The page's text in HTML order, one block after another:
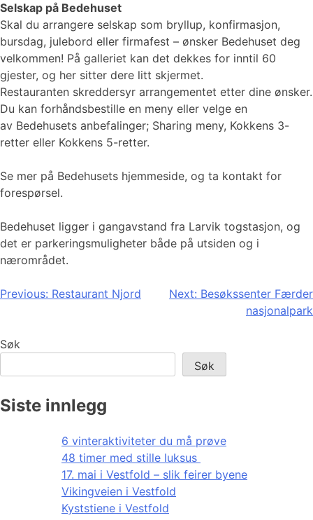
Selskap på Bedehuset
Skal du arrangere selskap som bryllup, konfirmasjon,
bursdag, julebord eller firmafest – ønsker Bedehuset deg
velkommen! På galleriet kan det dekkes for inntil 60
gjester, og her sitter dere litt skjermet.
Restauranten skreddersyr arrangementet etter dine ønsker.
Du kan forhåndsbestille en meny eller velge en
av Bedehusets anbefalinger; Sharing meny, Kokkens 3-
retter eller Kokkens 5-retter.
Se mer på Bedehusets hjemmeside, og ta kontakt for
forespørsel.
Bedehuset ligger i gangavstand fra Larvik togstasjon, og
det er parkeringsmuligheter både på utsiden og i
nærområdet.
Innleggsnavigasjon
Previous: Restaurant Njord Next: Besøkssenter Færder
nasjonalpark
Søk
Søk
Siste innlegg
6 vinteraktiviteter du må prøve
48 timer med stille luksus
17. mai i Vestfold – slik feirer byene
Vikingveien i Vestfold
Kyststiene i Vestfold